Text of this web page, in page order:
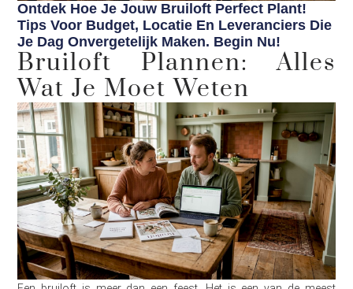
Ontdek Hoe Je Jouw Bruiloft Perfect Plant!
Tips Voor Budget, Locatie En Leveranciers Die
Je Dag Onvergetelijk Maken. Begin Nu!
Bruiloft Plannen: Alles
Wat Je Moet Weten